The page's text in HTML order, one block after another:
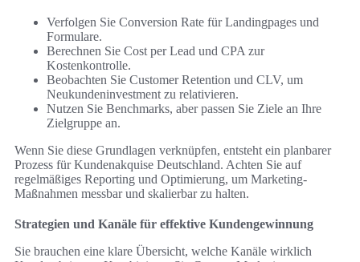
Verfolgen Sie Conversion Rate für Landingpages und
Formulare.
Berechnen Sie Cost per Lead und CPA zur
Kostenkontrolle.
Beobachten Sie Customer Retention und CLV, um
Neukundeninvestment zu relativieren.
Nutzen Sie Benchmarks, aber passen Sie Ziele an Ihre
Zielgruppe an.
Wenn Sie diese Grundlagen verknüpfen, entsteht ein planbarer
Prozess für Kundenakquise Deutschland. Achten Sie auf
regelmäßiges Reporting und Optimierung, um Marketing-
Maßnahmen messbar und skalierbar zu halten.
Strategien und Kanäle für effektive Kundengewinnung
Sie brauchen eine klare Übersicht, welche Kanäle wirklich